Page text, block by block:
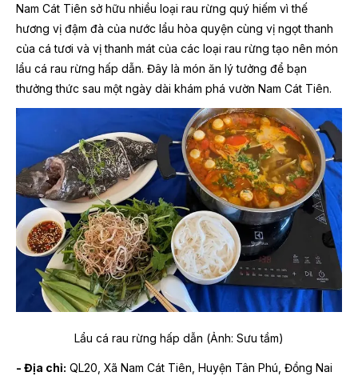
Nam Cát Tiên sở hữu nhiều loại rau rừng quý hiếm vì thế
hương vị đậm đà của nước lẩu hòa quyện cùng vị ngọt thanh
của cá tươi và vị thanh mát của các loại rau rừng tạo nên món
lẩu cá rau rừng hấp dẫn. Đây là món ăn lý tưởng để bạn
thưởng thức sau một ngày dài khám phá vườn Nam Cát Tiên.
Lẩu cá rau rừng hấp dẫn (Ảnh: Sưu tầm)
- Địa chỉ: QL20, Xã Nam Cát Tiên, Huyện Tân Phú, Đồng Nai